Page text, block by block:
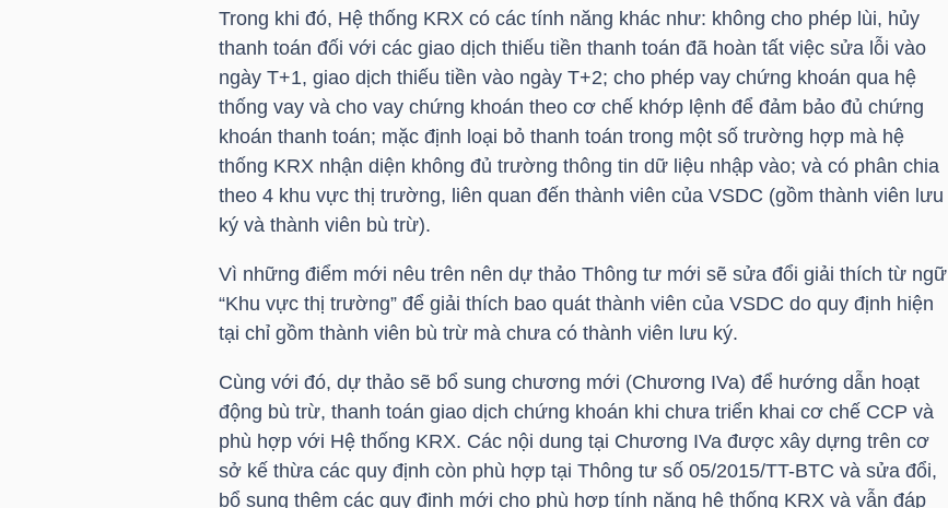
Trong khi đó, Hệ thống KRX có các tính năng khác như: không cho phép lùi, hủy
thanh toán đối với các giao dịch thiếu tiền thanh toán đã hoàn tất việc sửa lỗi vào
ngày T+1, giao dịch thiếu tiền vào ngày T+2; cho phép vay chứng khoán qua hệ
thống vay và cho vay chứng khoán theo cơ chế khớp lệnh để đảm bảo đủ chứng
khoán thanh toán; mặc định loại bỏ thanh toán trong một số trường hợp mà hệ
thống KRX nhận diện không đủ trường thông tin dữ liệu nhập vào; và có phân chia
theo 4 khu vực thị trường, liên quan đến thành viên của VSDC (gồm thành viên lưu
ký và thành viên bù trừ).
Vì những điểm mới nêu trên nên dự thảo Thông tư mới sẽ sửa đổi giải thích từ ngữ
“Khu vực thị trường” để giải thích bao quát thành viên của VSDC do quy định hiện
tại chỉ gồm thành viên bù trừ mà chưa có thành viên lưu ký.
Cùng với đó, dự thảo sẽ bổ sung chương mới (Chương IVa) để hướng dẫn hoạt
động bù trừ, thanh toán giao dịch chứng khoán khi chưa triển khai cơ chế CCP và
phù hợp với Hệ thống KRX. Các nội dung tại Chương IVa được xây dựng trên cơ
sở kế thừa các quy định còn phù hợp tại Thông tư số 05/2015/TT-BTC và sửa đổi,
bổ sung thêm các quy định mới cho phù hợp tính năng hệ thống KRX và vẫn đáp